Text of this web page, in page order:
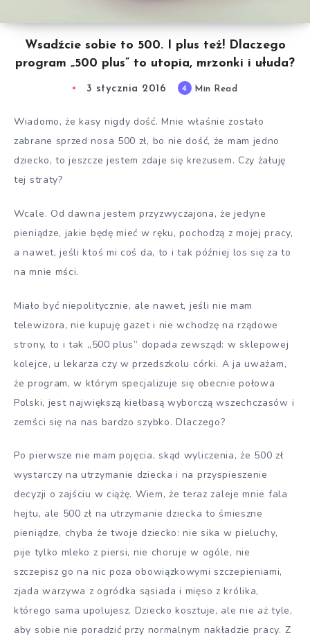
Wsadźcie sobie to 500. I plus też! Dlaczego
program „500 plus” to utopia, mrzonki i ułuda?
3 stycznia 2016 4 Min Read
Wiadomo, że kasy nigdy dość. Mnie właśnie zostało
zabrane sprzed nosa 500 zł, bo nie dość, że mam jedno
dziecko, to jeszcze jestem zdaje się krezusem. Czy żałuję
tej straty?
Wcale. Od dawna jestem przyzwyczajona, że jedyne
pieniądze, jakie będę mieć w ręku, pochodzą z mojej pracy,
a nawet, jeśli ktoś mi coś da, to i tak później los się za to
na mnie mści.
Miało być niepolitycznie, ale nawet, jeśli nie mam
telewizora, nie kupuję gazet i nie wchodzę na rządowe
strony, to i tak „500 plus” dopada zewsząd: w sklepowej
kolejce, u lekarza czy w przedszkolu córki. A ja uważam,
że program, w którym specjalizuje się obecnie połowa
Polski, jest największą kiełbasą wyborczą wszechczasów i
zemści się na nas bardzo szybko. Dlaczego?
Po pierwsze nie mam pojęcia, skąd wyliczenia, że 500 zł
wystarczy na utrzymanie dziecka i na przyspieszenie
decyzji o zajściu w ciążę. Wiem, że teraz zaleje mnie fala
hejtu, ale 500 zł na utrzymanie dziecka to śmieszne
pieniądze, chyba że twoje dziecko: nie sika w pieluchy,
pije tylko mleko z piersi, nie choruje w ogóle, nie
szczepisz go na nic poza obowiązkowymi szczepieniami,
zjada warzywa z ogródka sąsiada i mięso z królika,
którego sama upolujesz. Dziecko kosztuje, ale nie aż tyle,
aby sobie nie poradzić przy normalnym nakładzie pracy. Z